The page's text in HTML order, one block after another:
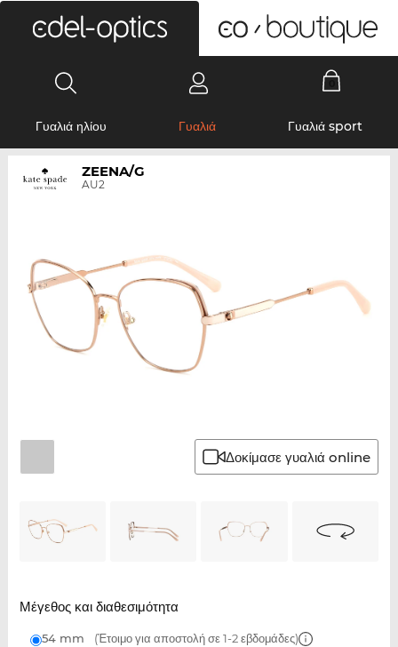
Γυαλιά ηλίου Γυαλιά Γυαλιά sport
ZEENA/G
AU2
Δοκίμασε γυαλιά online
Μέγεθος και διαθεσιμότητα
54 mm (Έτοιμο για αποστολή σε 1-2 εβδομάδες)